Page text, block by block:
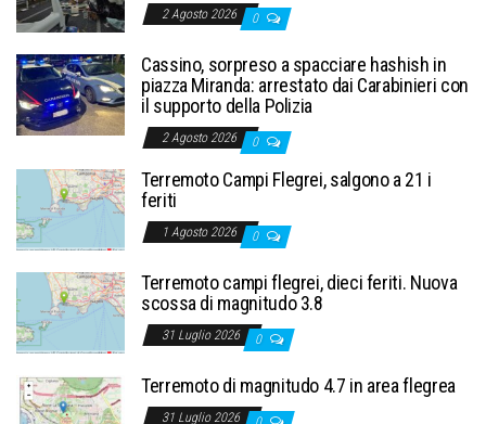
2 Agosto 2026 0
Cassino, sorpreso a spacciare hashish in
piazza Miranda: arrestato dai Carabinieri con
il supporto della Polizia
2 Agosto 2026 0
Terremoto Campi Flegrei, salgono a 21 i
feriti
1 Agosto 2026 0
Terremoto campi flegrei, dieci feriti. Nuova
scossa di magnitudo 3.8
31 Luglio 2026 0
Terremoto di magnitudo 4.7 in area flegrea
31 Luglio 2026